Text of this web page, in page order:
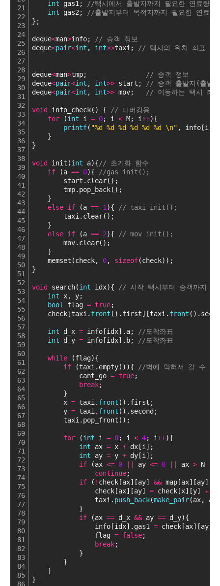
21
22
23
24
25
26
27
28
29
30
31
32
33
34
35
36
37
38
39
40
41
42
43
44
45
46
47
48
49
50
51
52
53
54
55
56
57
58
59
60
61
62
63
64
65
66
67
68
69
70
71
72
73
74
75
76
77
78
79
80
81
82
83
84
85
86
int gas1;
//택시에서 출발지까지 필요한 연료량
int gas2;
//출발지부터 목적지까지 필요한 연료량
};
deque<man>info;
// 승객 정보
deque<pair<int , int>>taxi; // 택시의 위치 좌표
deque<man>tmp;
// 승객 정보
deque<pair<int , int>> start;
// 승객 출발지(출발
deque<pair<int , int>> mov; // 이동하는 택시 좌표
void info_check() {
// 디버깅용
for (int i = 0; i < M; i++){
printf( "%d %d %d %d %d %d \n" ,
}
}
void init(int a){// 초기화 함수
if (a == 0){
//gas init();
start.clear();
tmp.pop_back();
}
else if (a == 1 ){
// taxi init();
taxi.clear();
}
else if (a == 2){
// mov init();
mov.clear();
}
memset(check, 0, sizeof(check));
}
void search(int idx){
// 시작 택시부터 승객까지
int x, y;
bool
flag = true;
check[taxi. front ().first][taxi. front
int d_x = info[idx].a;
//도착좌표
int d_y = info[idx].b; //도착좌표
while (flag){
if (taxi.empty()){
//벽에 막혀서 갈 수 없
cant_go = true;
break;
}
x = taxi. front ().first;
y = taxi. front ().second;
taxi.pop_front();
for (int i = 0; i < 4; i++){
int ax = x + dx[i];
int ay = y + dy[i];
if (ax <= 0 ay <= 0 ax > N
continue;
if ( ! check[ax][ay] && map[ax][ay]
check[ax][ay] = check[x][y] +
taxi. push_back(make_pair(ax,
}
if (ax == d_x && ay == d_y){
info[idx].gas1 = check[ax][ay]
flag = false
break;
}
}
}
}